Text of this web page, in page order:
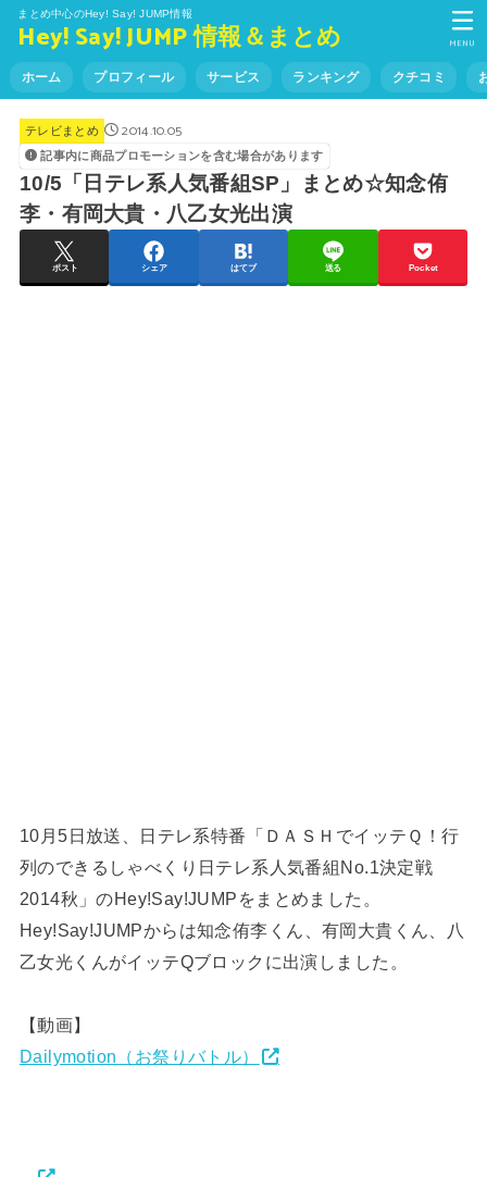
まとめ中心のHey! Say! JUMP情報
Hey! Say! JUMP 情報＆まとめ
ホーム プロフィール サービス ランキング クチコミ
MENU
テレビまとめ 2014.10.05
記事内に商品プロモーションを含む場合があります
10/5「日テレ系人気番組SP」まとめ☆知念侑
李・有岡大貴・八乙女光出演
ポスト シェア はてブ 送る Pocket
10月5日放送、日テレ系特番「ＤＡＳＨでイッテＱ！行
列のできるしゃべくり日テレ系人気番組No.1決定戦
2014秋」のHey!Say!JUMPをまとめました。
Hey!Say!JUMPからは知念侑李くん、有岡大貴くん、八
乙女光くんがイッテQブロックに出演しました。
【動画】
Dailymotion（お祭りバトル）